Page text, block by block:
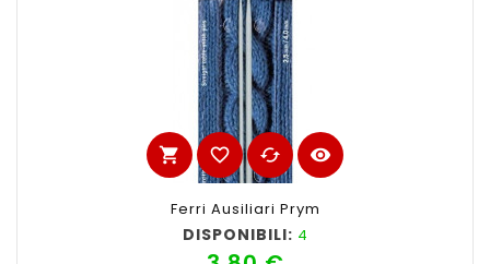
shopping_cart favorite_border cached visibility
Ferri Ausiliari Prym
DISPONIBILI: 4